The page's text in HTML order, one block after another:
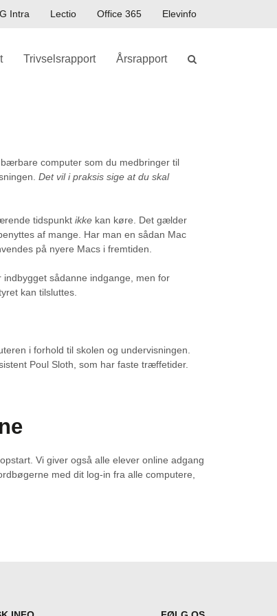
Intra Lectio Office 365 Elevinfo
Trivselsrapport Årsrapport
computer som du medbringer til
Det vil i praksis sige at du skal
tidspunkt ikke kan køre. Det gælder
af mange. Har man en sådan Mac
på nyere Macs i fremtiden.
sådanne indgange, men for
kan tilsluttes.
i forhold til skolen og undervisningen.
Poul Sloth, som har faste træffetider.
Vi giver også alle elever online adgang
med dit log-in fra alle computere,